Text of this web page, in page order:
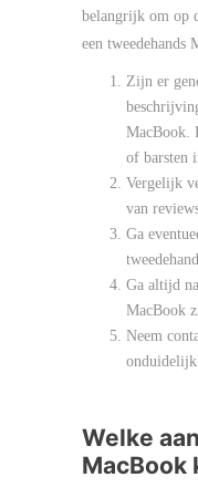
belangrijk om op
een tweedehands
Zijn er
MacBook.
of barsten
Vergelijk
van
Ga
Ga altijd
MacBook
Neem
Welke
MacBook